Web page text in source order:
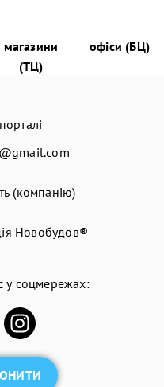
магазини
(ТЦ)
офіси (БЦ)
(компанію)
Новобудов®
у соцмережах: